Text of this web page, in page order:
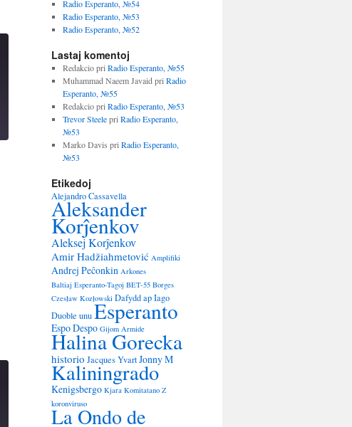
Radio Esperanto, №54
Radio Esperanto, №53
Radio Esperanto, №52
Lastaj komentoj
Redakciopri Radio Esperanto, №55
Muhammad Naeem Javaid pri Radio
Esperanto, №55
Redakciopri Radio Esperanto, №53
Trevor Steelepri Radio Esperanto,
№53
Marko Davis pri Radio Esperanto,
№53
Etikedoj
Alejandro Cassavella
Aleksander
Korĵenkov
Aleksej Korĵenkov
Amir Hadžiahmetović Amplifiki
Andrej Peĉonkin Arkones
Baltiaj Esperanto-Tagoj BET-55 Borges
Czesław Kozłowski Dafydd ap Iago
Duoble unuEsperanto
Espo Despo Gijom Armide
Halina Gorecka
historio Jacques YvartJonny M
Kaliningrado
Kenigsbergo Kjara Komitatano Z
koronviruso
La Ondo de